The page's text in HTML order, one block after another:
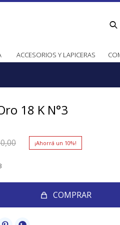
ACCESORIOS Y LAPICERAS
18 K N°3
10
COMPRAR